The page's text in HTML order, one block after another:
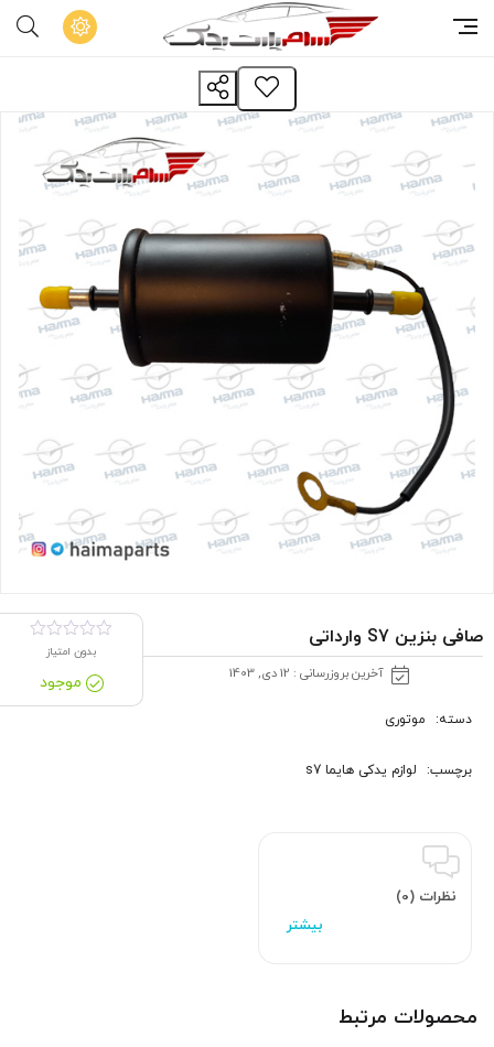
صافی بنزین S7 وارداتی
آخرین بروزرسانی : 12 دی, 1403
بدون امتیاز
موجود
دسته: موتوری
برچسب: لوازم یدکی هایما s7
نظرات (0)
محصولات مرتبط